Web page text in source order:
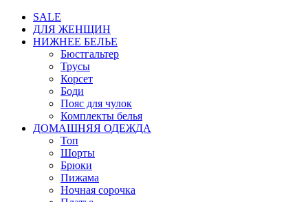
SALE
ДЛЯ ЖЕНЩИН
НИЖНЕЕ БЕЛЬЕ
Бюстгальтер
Трусы
Корсет
Боди
Пояс для чулок
Комплекты белья
ДОМАШНЯЯ ОДЕЖДА
Топ
Шорты
Брюки
Пижама
Ночная сорочка